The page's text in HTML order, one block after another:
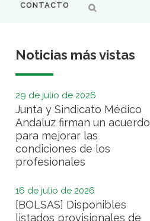
CONTACTO
Noticias más vistas
29 de julio de 2026
Junta y Sindicato Médico
Andaluz firman un acuerdo
para mejorar las
condiciones de los
profesionales
16 de julio de 2026
[BOLSAS] Disponibles
listados provisionales de